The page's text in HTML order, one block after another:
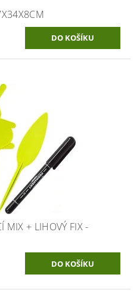
MIX + LIHOVÝ FIX -